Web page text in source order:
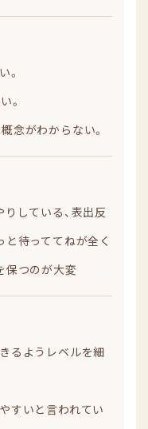
。
。
念がわからない。
りしている、表出反
と待っててねが全く
保つのが大変
るようレベルを細
すいと言われてい